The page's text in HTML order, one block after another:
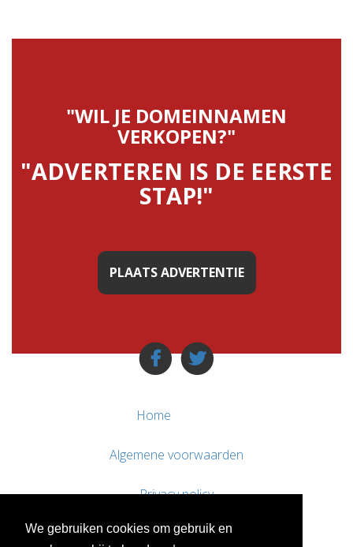
We gebruiken cookies om gebruik en
"WIL JE DOMEINNAMEN
VERKOPEN?"
"ADVERTEREN IS DE EERSTE
STAP!"
PLAATS ADVERTENTIE
Home
Algemene voorwaarden
Privacy policy
Contact / Support